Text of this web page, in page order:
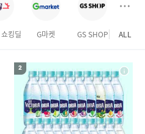
이드 밴딩 치노 팬츠 스판
레쉬가드 uhd-65f
18 침대 매트리스 퀸
ALL
킹딜 G마켓 GS SHOP
2